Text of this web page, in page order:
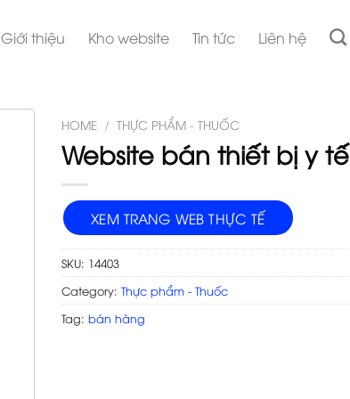
Giới thiệu Kho website Tin tức Liên hệ
HOME / THỰC PHẨM - THUỐC
Website bán thiết bị y tế
XEM TRANG WEB THỰC TẾ
SKU: 14403
Category: Thực phẩm - Thuốc
Tag: bán hàng